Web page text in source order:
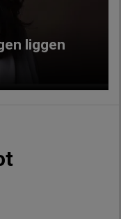
liggen